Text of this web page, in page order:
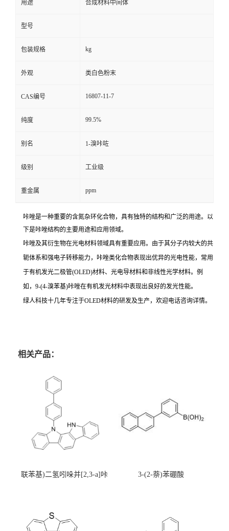
用途 合成材料中间体
型号
包装规格 kg
外观 类白色粉末
CAS编号 16807-11-7
纯度 99.5%
别名 1-溴咔咗
级别 工业级
重金属 ppm
咔唑是一种重要的含氮杂环化合物，具有独特的结构和广泛的用途。以
下是咔唑结构的主要用途和应用领域。
咔唑及其衍生物在光电材料领域具有重要应用。由于其分子内较大的共
轭体系和强电子转移能力，咔唑类化合物表现出优异的光电性能，常用
于有机发光二极管(OLED)材料、光电导材料和非线性光学材料。例
如，9-(4-溴苯基)咔唑在有机发光材料中表现出良好的发光性能。
绿人科技十几年专注于OLED材料的研发及生产，欢迎电话咨询详情。
相关产品：
联苯基)二氢吲哚并[2,3-a]咔
3-(2-萘)苯硼酸